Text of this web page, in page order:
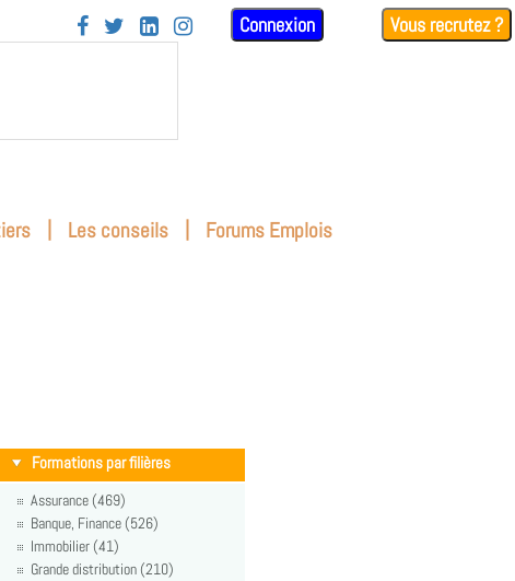
    Connexion Vous recrutez ?
| Les conseils | Forums Emplois
Formations par filières
Assurance (469)
Banque, Finance (526)
Immobilier (41)
Grande distribution (210)